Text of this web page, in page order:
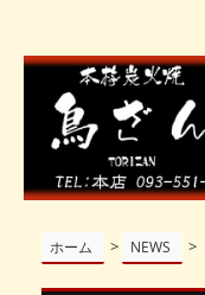
ホーム > NEWS >